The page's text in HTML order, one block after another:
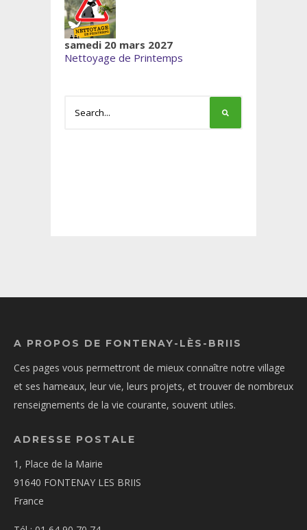
samedi 20 mars 2027
Nettoyage de Printemps
A PROPOS DE FONTENAY-LÈS-BRIIS
Ces pages vous permettront de mieux connaître notre village
et ses hameaux, leur vie, leurs projets, et trouver de nombreux
renseignements de la vie courante, souvent utiles.
ADRESSE POSTALE
1, Place de la Mairie
91640 FONTENAY LES BRIIS
France